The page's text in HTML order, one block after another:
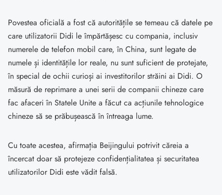
Povestea oficială a fost că autoritățile se temeau că datele pe
care utilizatorii Didi le împărtășesc cu compania, inclusiv
numerele de telefon mobil care, în China, sunt legate de
numele și identitățile lor reale, nu sunt suficient de protejate,
în special de ochii curioși ai investitorilor străini ai Didi. O
măsură de reprimare a unei serii de companii chineze care
fac afaceri în Statele Unite a făcut ca acțiunile tehnologice
chineze să se prăbușească în întreaga lume.
Cu toate acestea, afirmația Beijingului potrivit căreia a
încercat doar să protejeze confidențialitatea și securitatea
utilizatorilor Didi este vădit falsă.